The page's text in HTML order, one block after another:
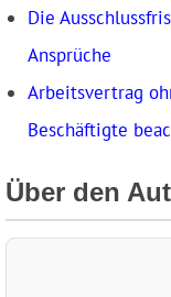
Die
Ansprüche
Arbeitsvertrag
Beschäftigte
Über den